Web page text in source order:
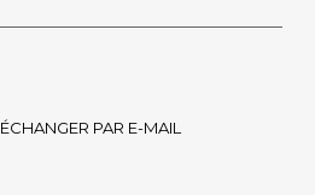
ÉCHANGER PAR E-MAIL